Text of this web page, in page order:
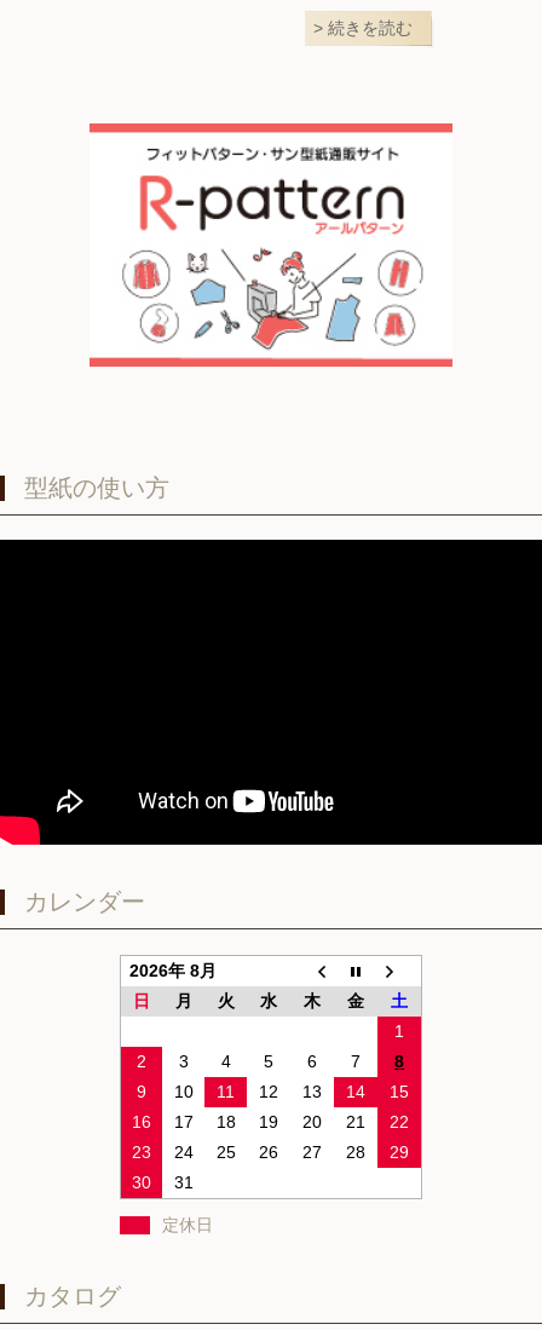
続きを読む
型紙の使い方
カレンダー
2026年 8月
日
月 火 水 木 金
土
1
2
3 4 5 6 7
8
9
10 11 12 13 14
15
16
17 18 19 20 21
22
23
24 25 26 27 28
29
30
31
定休日
カタログ